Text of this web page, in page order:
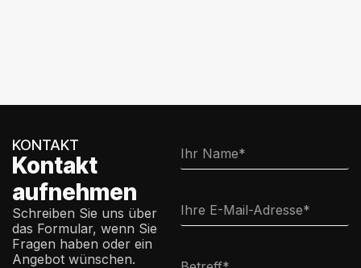
KONTAKT
Kontakt
aufnehmen
Schreiben Sie uns über
das Formular, wenn Sie
Fragen haben oder ein
Angebot wünschen.